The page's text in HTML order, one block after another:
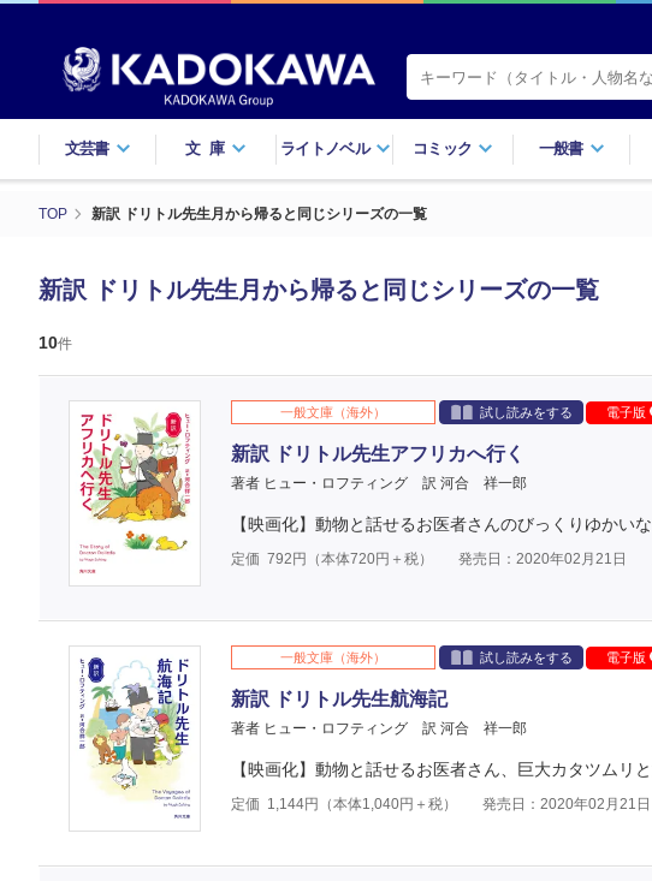
文芸書 文庫 ライトノベル コミック 一般書
TOP 新訳 ドリトル先生月から帰ると同じシリーズの一覧
新訳 ドリトル先生月から帰ると同じシリーズの一覧
10件
一般文庫（海外） 試し読みをする 電子版
新訳 ドリトル先生アフリカへ行く
著者 ヒュー・ロフティング 訳 河合 祥一郎
【映画化】動物と話せるお医者さんのびっくりゆかい
定価 792 円（本体720円＋税） 発売日：2020年02月21日
一般文庫（海外） 試し読みをする 電子版
新訳 ドリトル先生航海記
著者 ヒュー・ロフティング 訳 河合 祥一郎
【映画化】動物と話せるお医者さん、巨大カタツム
定価 1,144円（本体1,040円＋税） 発売日：2020年02月21日